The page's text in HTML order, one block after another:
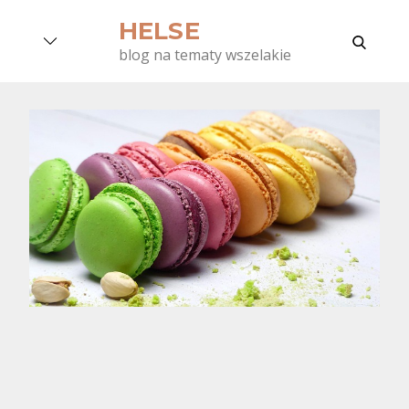
HELSE
blog na tematy wszelakie
search